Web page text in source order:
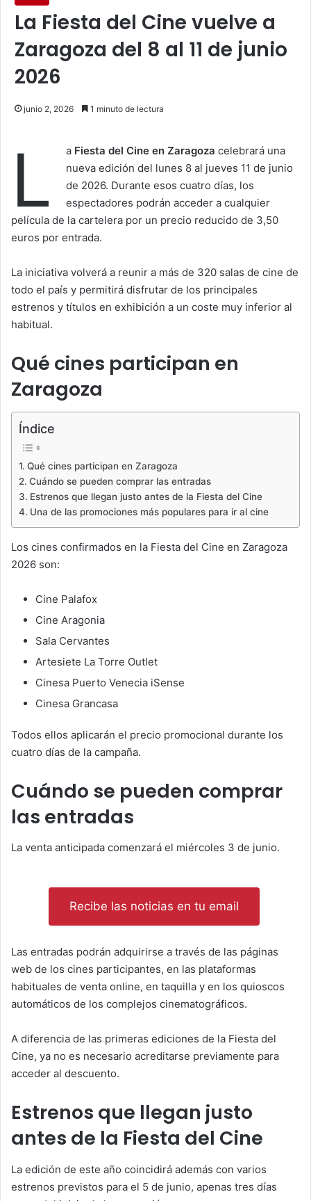
La Fiesta del Cine vuelve a
Zaragoza del 8 al 11 de junio
2026
junio 2, 2026 1 minuto de lectura
L a Fiesta del Cine en Zaragoza celebrará una
nueva edición del lunes 8 al jueves 11 de junio
de 2026. Durante esos cuatro días, los
espectadores podrán acceder a cualquier
película de la cartelera por un precio reducido de 3,50
euros por entrada.
La iniciativa volverá a reunir a más de 320 salas de cine de
todo el país y permitirá disfrutar de los principales
estrenos y títulos en exhibición a un coste muy inferior al
habitual.
Qué cines participan en
Zaragoza
Índice
Qué cines participan en Zaragoza
Cuándo se pueden comprar las entradas
Estrenos que llegan justo antes de la Fiesta del Cine
Una de las promociones más populares para ir al cine
Los cines confirmados en la Fiesta del Cine en Zaragoza
2026 son:
Cine Palafox
Cine Aragonia
Sala Cervantes
Artesiete La Torre Outlet
Cinesa Puerto Venecia iSense
Cinesa Grancasa
Todos ellos aplicarán el precio promocional durante los
cuatro días de la campaña.
Cuándo se pueden comprar
las entradas
La venta anticipada comenzará el miércoles 3 de junio.
Recibe las noticias en tu email
Las entradas podrán adquirirse a través de las páginas
web de los cines participantes, en las plataformas
habituales de venta online, en taquilla y en los quioscos
automáticos de los complejos cinematográficos.
A diferencia de las primeras ediciones de la Fiesta del
Cine, ya no es necesario acreditarse previamente para
acceder al descuento.
Estrenos que llegan justo
antes de la Fiesta del Cine
La edición de este año coincidirá además con varios
estrenos previstos para el 5 de junio, apenas tres días